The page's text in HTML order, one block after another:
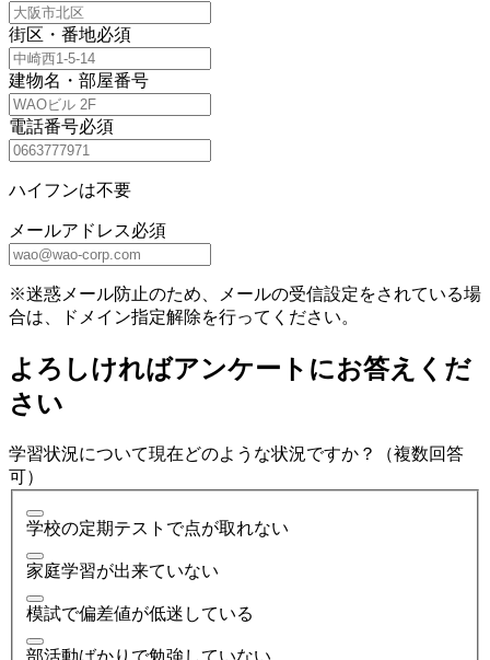
街区・番地必須
建物名・部屋番号
電話番号必須
ハイフンは不要
メールアドレス必須
※迷惑メール防止のため、メールの受信設定をされている場
合は、ドメイン指定解除を行ってください。
よろしければアンケートにお答えくだ
さい
学習状況について現在どのような状況ですか？（複数回答
可）
学校の定期テストで点が取れない
家庭学習が出来ていない
模試で偏差値が低迷している
部活動ばかりで勉強していない